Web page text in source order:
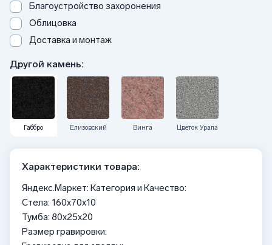
Благоустройство захоронения
Облицовка
Доставка и монтаж
Другой камень:
Габбро Елизовский Винга Цветок Урала
Характеристики товара:
Яндекс.Маркет: Категория и Качество:
Стела: 160x70x10
Тумба: 80x25x20
Размер гравировки: